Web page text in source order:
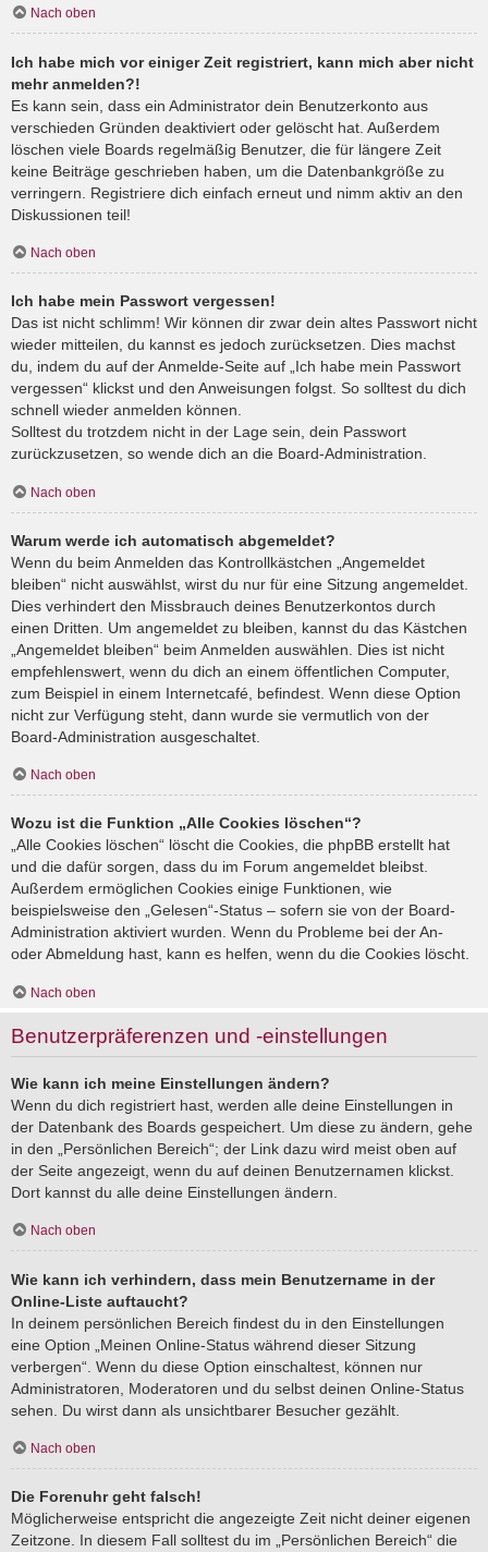
Nach oben
Ich habe mich vor einiger Zeit registriert, kann mich aber nicht
mehr anmelden?!
Es kann sein, dass ein Administrator dein Benutzerkonto aus
verschieden Gründen deaktiviert oder gelöscht hat. Außerdem
löschen viele Boards regelmäßig Benutzer, die für längere Zeit
keine Beiträge geschrieben haben, um die Datenbankgröße zu
verringern. Registriere dich einfach erneut und nimm aktiv an den
Diskussionen teil!
Nach oben
Ich habe mein Passwort vergessen!
Das ist nicht schlimm! Wir können dir zwar dein altes Passwort nicht
wieder mitteilen, du kannst es jedoch zurücksetzen. Dies machst
du, indem du auf der Anmelde-Seite auf „Ich habe mein Passwort
vergessen“ klickst und den Anweisungen folgst. So solltest du dich
schnell wieder anmelden können.
Solltest du trotzdem nicht in der Lage sein, dein Passwort
zurückzusetzen, so wende dich an die Board-Administration.
Nach oben
Warum werde ich automatisch abgemeldet?
Wenn du beim Anmelden das Kontrollkästchen „Angemeldet
bleiben“ nicht auswählst, wirst du nur für eine Sitzung angemeldet.
Dies verhindert den Missbrauch deines Benutzerkontos durch
einen Dritten. Um angemeldet zu bleiben, kannst du das Kästchen
„Angemeldet bleiben“ beim Anmelden auswählen. Dies ist nicht
empfehlenswert, wenn du dich an einem öffentlichen Computer,
zum Beispiel in einem Internetcafé, befindest. Wenn diese Option
nicht zur Verfügung steht, dann wurde sie vermutlich von der
Board-Administration ausgeschaltet.
Nach oben
Wozu ist die Funktion „Alle Cookies löschen“?
„Alle Cookies löschen“ löscht die Cookies, die phpBB erstellt hat
und die dafür sorgen, dass du im Forum angemeldet bleibst.
Außerdem ermöglichen Cookies einige Funktionen, wie
beispielsweise den „Gelesen“-Status – sofern sie von der Board-
Administration aktiviert wurden. Wenn du Probleme bei der An-
oder Abmeldung hast, kann es helfen, wenn du die Cookies löscht.
Nach oben
Benutzerpräferenzen und -einstellungen
Wie kann ich meine Einstellungen ändern?
Wenn du dich registriert hast, werden alle deine Einstellungen in
der Datenbank des Boards gespeichert. Um diese zu ändern, gehe
in den „Persönlichen Bereich“; der Link dazu wird meist oben auf
der Seite angezeigt, wenn du auf deinen Benutzernamen klickst.
Dort kannst du alle deine Einstellungen ändern.
Nach oben
Wie kann ich verhindern, dass mein Benutzername in der
Online-Liste auftaucht?
In deinem persönlichen Bereich findest du in den Einstellungen
eine Option „Meinen Online-Status während dieser Sitzung
verbergen“. Wenn du diese Option einschaltest, können nur
Administratoren, Moderatoren und du selbst deinen Online-Status
sehen. Du wirst dann als unsichtbarer Besucher gezählt.
Nach oben
Die Forenuhr geht falsch!
Möglicherweise entspricht die angezeigte Zeit nicht deiner eigenen
Zeitzone. In diesem Fall solltest du im „Persönlichen Bereich“ die